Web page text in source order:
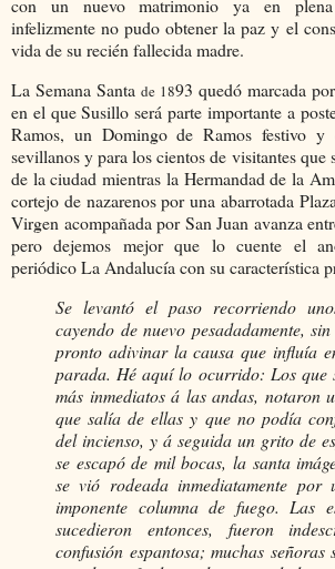
con un nuevo matrimonio ya en
infelizmente no pudo obtener la paz y el
vida de su recién fallecida madre.
La Semana Santa de 1893 quedó marcada
en el que Susillo será parte importante a
Ramos, un Domingo de Ramos festivo y
sevillanos y para los cientos de visitantes que
de la ciudad mientras la Hermandad de la
cortejo de nazarenos por una abarrotada
Virgen acompañada por San Juan avanza
pero dejemos mejor que lo cuente el
periódico La Andalucía con su característica
Se levantó el paso recorriendo
cayendo de nuevo pesadadamente,
pronto adivinar la causa que influía
parada. Hé aquí lo ocurrido: Los que
más inmediatos á las andas, notaron
que salía de ellas y que no podía
del incienso, y á seguida un grito de
se escapó de mil bocas, la santa
se vió rodeada inmediatamente por
imponente columna de fuego. Las
sucedieron entonces, fueron
confusión espantosa; muchas señoras